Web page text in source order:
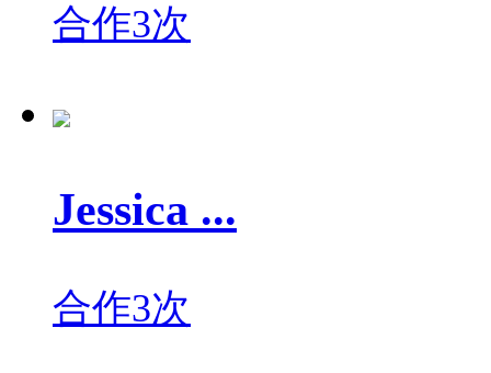
合作3次
Jessica ...
合作3次